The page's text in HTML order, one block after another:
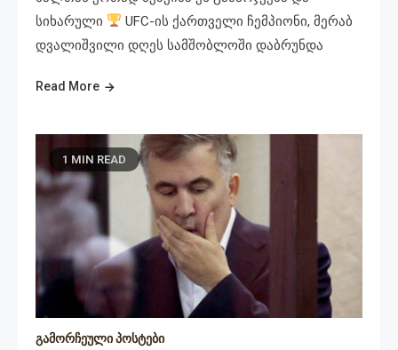
სიხარული
UFC-ის ქართველი ჩემპიონი, მერაბ
დვალიშვილი დღეს სამშობლოში დაბრუნდა
Read More
1 MIN READ
გამორჩეული პოსტები